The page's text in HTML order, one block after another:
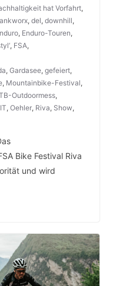
hat Vorfahrt,
, del, downhill,
, Enduro-Touren,
, FSA,
, Gardasee, gefeiert,
, Mountainbike-Festival,
Outdoormess,
, Oehler, Riva, Show,
Bike Festival Riva
und wird